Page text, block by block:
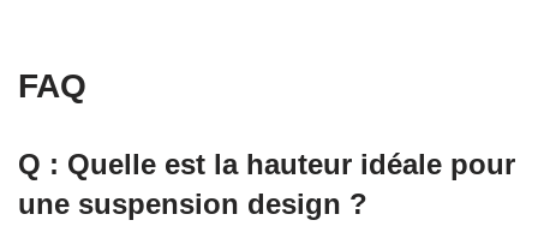
FAQ
Q : Quelle est la hauteur idéale pour
une suspension design ?